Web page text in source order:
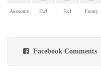
Awesome Ew! Fail Funny
Facebook Comments